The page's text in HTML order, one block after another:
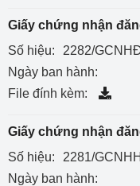
Giấy chứng nhận
Số hiệu:
2282/
Ngày ban hành:
File đính kèm:
Giấy chứng nhận
Số hiệu:
2281/
Ngày ban hành: